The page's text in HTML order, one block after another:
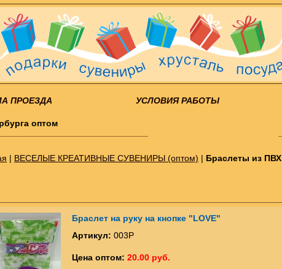
ПРОЕЗДА УСЛОВИЯ РАБОТЫ
оптом
| ВЕСЕЛЫЕ КРЕАТИВНЫЕ СУВЕНИРЫ (оптом) | Браслеты из ПВХ
Браслет на руку на кнопке "LOVE"
Артикул: 003Р
Цена оптом: 20.00 руб.